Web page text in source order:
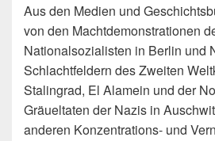
Aus den Medien und
von den Machtdemonstrationen
Nationalsozialisten in Berlin und
Schlachtfeldern des Zweiten
Stalingrad, El Alamein und der
Gräueltaten der Nazis in
anderen Konzentrations- und